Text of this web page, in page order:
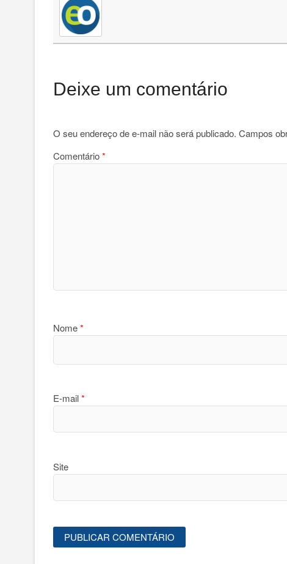
Deixe um comentário
O seu endereço de e-mail não será publicado. Campos
Comentário*
Nome*
E-mail*
Site